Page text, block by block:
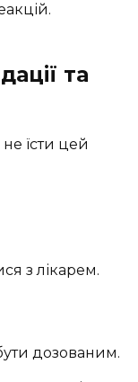
та
їсти цей
з лікарем.
дозованим.